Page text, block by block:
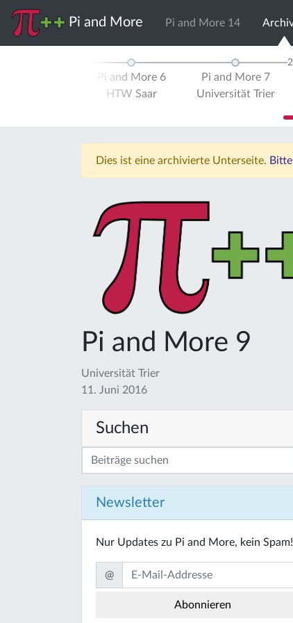
Pi and More Pi and More 14
Pi and More 6
HTW Saar
Pi and More 7
Universität Trier
Dies ist eine archivierte Unterseite.
Pi and More 9
Universität Trier
11. Juni 2016
Suchen
Newsletter
Nur Updates zu Pi and More, kein Spam!
@